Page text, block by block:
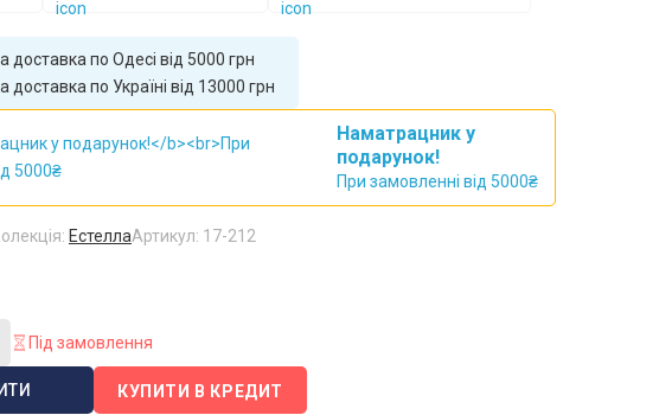
доставка по Одесі від 5000 грн
доставка по Україні від 13000 грн
Наматрацник у
подарунок!
При замовленні від 5000₴
ЕстеллаАртикул: 17-212
Під замовлення
КУПИТИ В КРЕДИТ